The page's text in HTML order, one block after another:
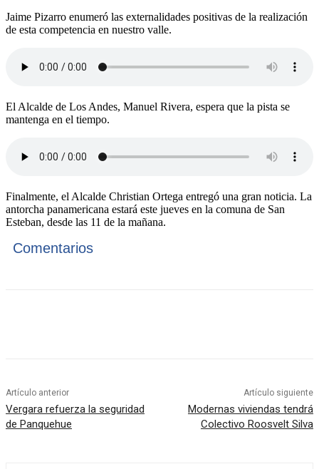
Jaime Pizarro enumeró las externalidades positivas de la realización
de esta competencia en nuestro valle.
El Alcalde de Los Andes, Manuel Rivera, espera que la pista se
mantenga en el tiempo.
Finalmente, el Alcalde Christian Ortega entregó una gran noticia. La
antorcha panamericana estará este jueves en la comuna de San
Esteban, desde las 11 de la mañana.
Comentarios
Artículo anterior
Vergara refuerza la seguridad
de Panquehue
Artículo siguiente
Modernas viviendas tendrá
Colectivo Roosvelt Silva